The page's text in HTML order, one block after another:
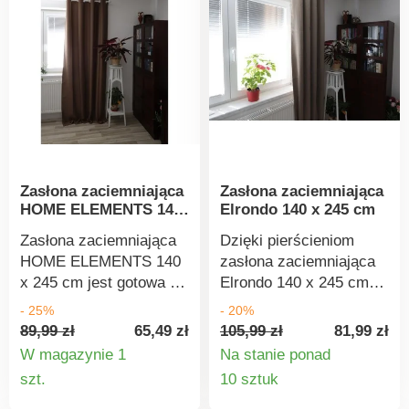
prywatności i światła
Dekoracyjne +
praktyczne
Bezstopniowa regulacja
Łatwe w montażu
temperaturze 30°C.
Zasłona zaciemniająca
HOME ELEMENTS 140
Zasłona zaciemniająca
HOME ELEMENTS 140
x 245 cm jest gotowa do
natychmiastowego
zawieszenia dzięki
pierścieniom. Wykonana
jest z wysokiej jakości
poliestru o gramaturze
- 25%
89,99 zł
65,49 zł
W magazynie 1
szt.
Zasłona zaciemniająca
Elrondo 140 x 245 cm
Dzięki pierścieniom
zasłona zaciemniająca
Elrondo 140 x 245 cm
jest gotowa do
natychmiastowego
zawieszenia. Wykonana
jest z wysokiej jakości
poliestru o gramaturze
- 20%
105,99 zł
81,99 zł
Na stanie ponad
10 sztuk